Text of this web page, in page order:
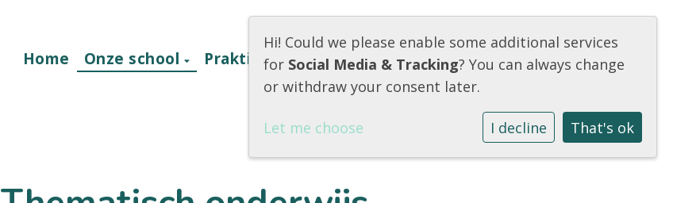
Home Onze school Praktische info Ouders Communicatie Contact
Hi! Could we please enable some additional services
for Social Media & Tracking? You can always change
or withdraw your consent later.
Let me choose I decline That's ok